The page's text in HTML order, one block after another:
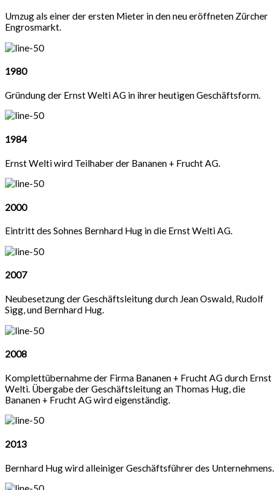
Umzug als einer der ersten Mieter in den neu eröffneten Zürcher
Engrosmarkt.
1980
Gründung der Ernst Welti AG in ihrer heutigen Geschäftsform.
1984
Ernst Welti wird Teilhaber der Bananen + Frucht AG.
2000
Eintritt des Sohnes Bernhard Hug in die Ernst Welti AG.
2007
Neubesetzung der Geschäftsleitung durch Jean Oswald, Rudolf
Sigg, und Bernhard Hug.
2008
Komplettübernahme der Firma Bananen + Frucht AG durch Ernst
Welti. Übergabe der Geschäftsleitung an Thomas Hug, die
Bananen + Frucht AG wird eigenständig.
2013
Bernhard Hug wird alleiniger Geschäftsführer des Unternehmens.